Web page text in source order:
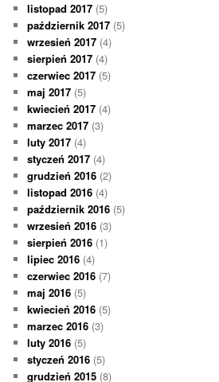
listopad 2017 (5)
październik 2017 (5)
wrzesień 2017 (4)
sierpień 2017 (4)
czerwiec 2017 (5)
maj 2017 (5)
kwiecień 2017 (4)
marzec 2017 (3)
luty 2017 (4)
styczeń 2017 (4)
grudzień 2016 (2)
listopad 2016 (4)
październik 2016 (5)
wrzesień 2016 (3)
sierpień 2016 (1)
lipiec 2016 (4)
czerwiec 2016 (7)
maj 2016 (5)
kwiecień 2016 (5)
marzec 2016 (3)
luty 2016 (5)
styczeń 2016 (5)
grudzień 2015 (8)